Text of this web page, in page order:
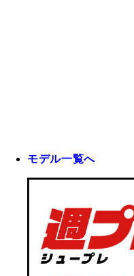
モデル一覧へ